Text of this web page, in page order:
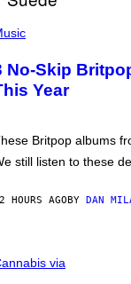
No-Skip
Year
Britpop albums
still listen to these
HOURS AGO BY DAN
via